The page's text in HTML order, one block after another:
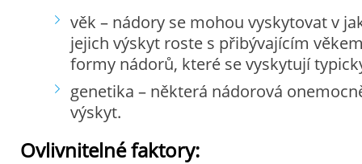
věk – nádory se mohou vyskytovat v
jejich výskyt roste s přibývajícím
formy nádorů, které se vyskytují
genetika – některá nádorová
výskyt.
Ovlivnitelné faktory: